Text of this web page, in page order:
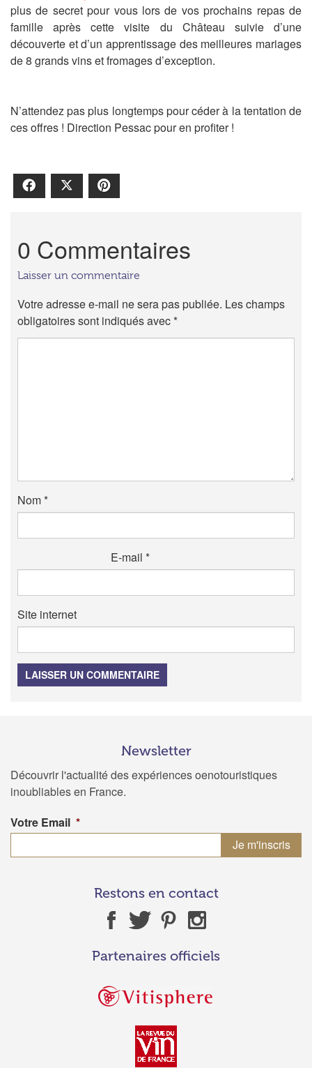
plus de secret pour vous lors de vos prochains repas de
famille après cette visite du Château suivie d’une
découverte et d’un apprentissage des meilleures mariages
de 8 grands vins et fromages d’exception.
N’attendez pas plus longtemps pour céder à la tentation de
ces offres ! Direction Pessac pour en profiter !
Facebook
0 Commentaires
Laisser un commentaire
Votre adresse e-mail ne sera pas publiée. Les champs
obligatoires sont indiqués avec*
Nom*
E-mail *
Site internet
LAISSER UN COMMENTAIRE
Newsletter
Découvrir l'actualité des expériences oenotouristiques
inoubliables en France.
Votre Email *
Restons en contact
Partenaires officiels